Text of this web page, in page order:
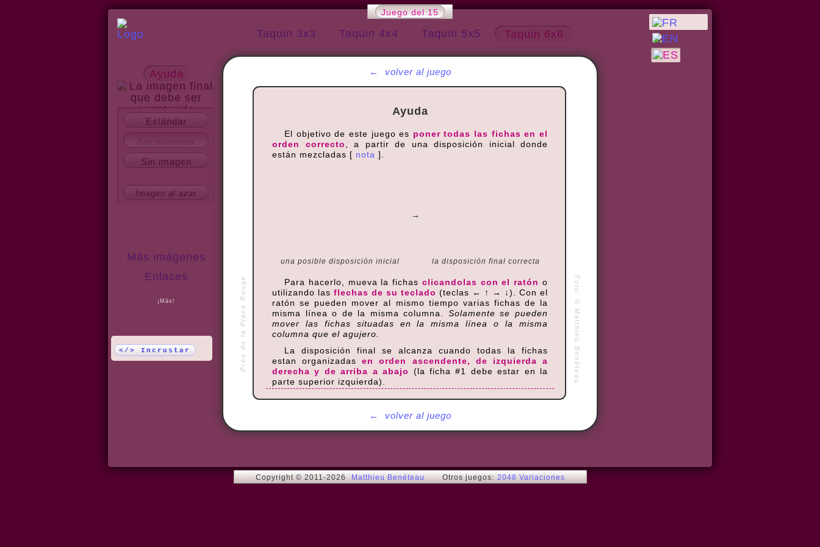
Juego del 15
Taquin 3x3 Taquin 4x4 Taquin 5x5 Taquin 6x6
Ayuda
Acerca del sitio
Más imágenes
Enlaces
¡Más!
Estándar
Sin imagen
Imagen al azar
</> Incrustar Près de la Place Rouge Foto:
©
Matthieu Benéteau
← volver al juego
← volver al juego
Ayuda
El objetivo de este juego es poner todas las fichas en el
orden correcto , a partir de una disposición inicial donde
están mezcladas [ nota ].
una posible disposición inicial
→
la disposición final correcta
Para hacerlo, mueva la fichas clicandolas con el ratón o
utilizando las flechas de su teclado (teclas ← ↑ → ↓). Con el
ratón se pueden mover al mismo tiempo varias fichas de la
misma línea o de la misma columna. Solamente se pueden
mover las fichas situadas en la misma línea o la misma
columna que el agujero.
La disposición final se alcanza cuando todas la fichas
estan organizadasen orden ascendente, de izquierda a
derecha y de arriba a abajo
(la ficha #1 debe estar en la
parte superior izquierda).
El taken más fácil de resolver es el taken 3x3. Cuando
pruebe su suerte con el 5x5, y finalmente el 6x6.
Se pueden enmascarar las cifras o la imagen de fondo,
Consejos
Copyright © 2011-2026 Matthieu Benéteau Otros juegos: 2048 Variaciones